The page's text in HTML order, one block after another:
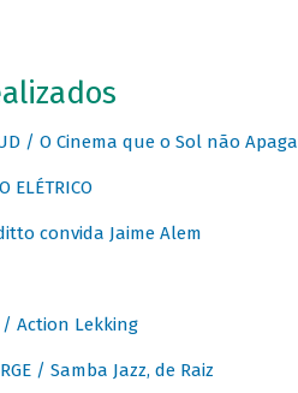
/ O Cinema que o Sol não Apaga
ELÉTRICO
convida Jaime Alem
/ Action Lekking
/ Samba Jazz, de Raiz